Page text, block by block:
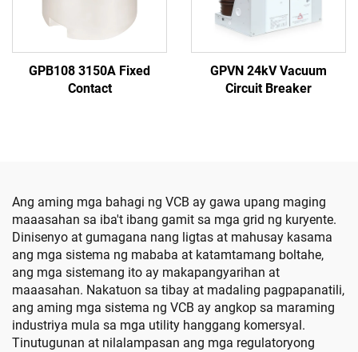
GPB108 3150A Fixed
Contact
GPVN 24kV Vacuum
Circuit Breaker
Ang aming mga bahagi ng VCB ay gawa upang maging
maaasahan sa iba't ibang gamit sa mga grid ng kuryente.
Dinisenyo at gumagana nang ligtas at mahusay kasama
ang mga sistema ng mababa at katamtamang boltahe,
ang mga sistemang ito ay makapangyarihan at
maaasahan. Nakatuon sa tibay at madaling pagpapanatili,
ang aming mga sistema ng VCB ay angkop sa maraming
industriya mula sa mga utility hanggang komersyal.
Tinutugunan at nilalampasan ang mga regulatoryong